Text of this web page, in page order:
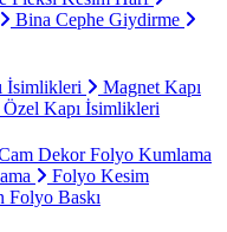
Bina Cephe Giydirme
İsimlikleri
Magnet Kapı
Özel Kapı İsimlikleri
Dekor Folyo Kumlama
Folyo Kesim
Folyo Baskı